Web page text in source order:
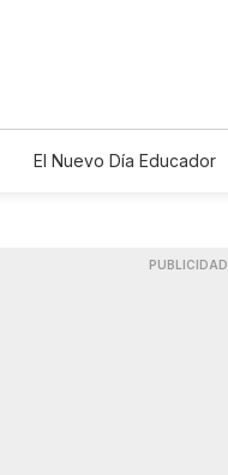
El Nuevo Día Educador
PUBLICIDAD